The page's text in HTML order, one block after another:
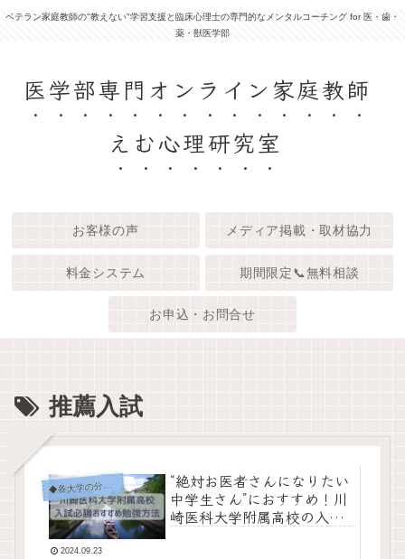
ベテラン家庭教師の"教えない"学習支援と臨床心理士の専門的なメンタルコーチング for 医・歯・
薬・獣医学部
医学部専門オンライン家庭教師
えむ心理研究室
お客様の声 メディア掲載・取材協力
料金システム 期間限定📞無料相談
お申込・お問合せ
推薦入試
◆各大学の分析・対策
“絶対お医者さんになりたい
中学生さん”におすすめ！川
崎医科大学附属高校の入試
2024.09.23